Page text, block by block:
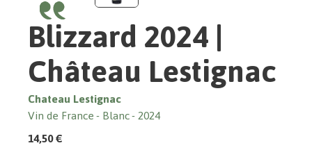
Blizzard 2024 |
Château Lestignac
Chateau Lestignac
Vin de France Blanc 2024
14,50 €